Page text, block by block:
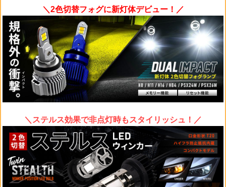
＼2色切替フォグに新灯体デビュー！／
＼ステルス効果で非点灯時もスタイリッシュ！／